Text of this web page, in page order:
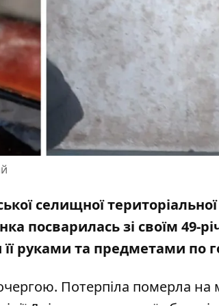
селищної
посварилась зі своїм
руками та предметами по
Потерпіла померла на